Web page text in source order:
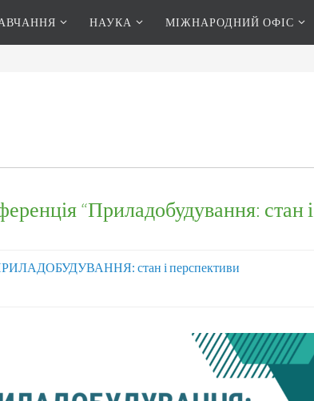
НАУКА МІЖНАРОДНИЙ ОФІС
“Приладобудування: стан і
стан і перспективи